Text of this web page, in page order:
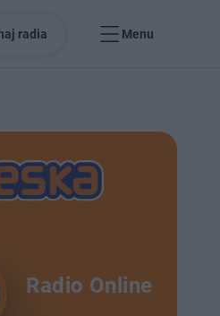
radia Menu
Radio Online